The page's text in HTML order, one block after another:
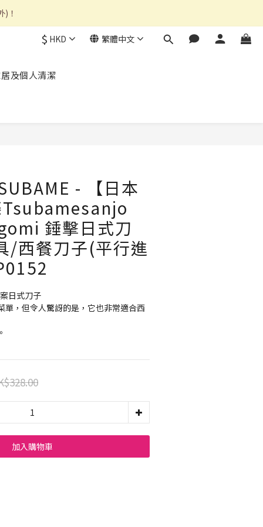
)！
$ HKD 繁體中文
及個人清潔
- 【日本
錘擊日式刀
/西餐刀子(平行進
日式刀子
單，但令人驚訝的是，它也非常適合西
加入購物車